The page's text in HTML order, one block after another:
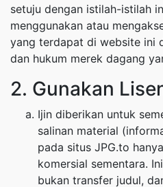
setuju dengan istilah-istilah
menggunakan atau
yang terdapat di website ini
dan hukum merek dagang
2. Gunakan
Ijin diberikan untuk
salinan material
pada situs JPG.to
komersial sementara.
bukan transfer judul,